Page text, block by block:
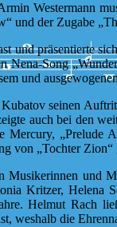
Westermann
und der Zugabe
und präsentierte
Nena-Song
und
seinen
auch bei den
Mercury,
von „Tochter Zion“
und
Kritzer, Helena
Helmut Rach
weshalb die